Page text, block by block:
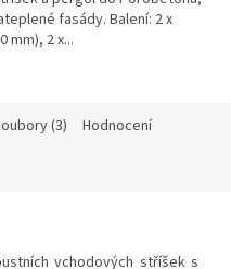
fasády. Balení: 2 x
mm), 2 x...
(3) Hodnocení
vchodových stříšek s